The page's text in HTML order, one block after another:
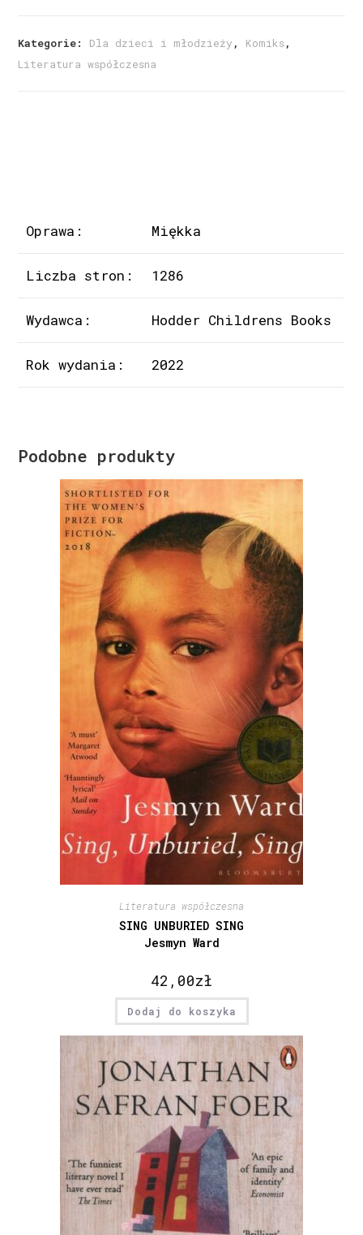
Kategorie: Dla dzieci i młodzieży , Komiks,
Literatura współczesna
Oprawa: Miękka
Liczba stron: 1286
Wydawca: Hodder Childrens Books
Rok wydania: 2022
Podobne produkty
Literatura współczesna
SING UNBURIED SING
Jesmyn Ward
42,00zł
Dodaj do koszyka